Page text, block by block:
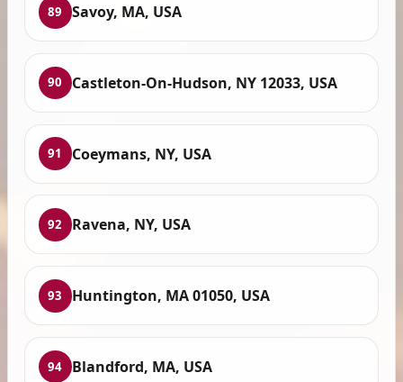
89 Savoy, MA, USA
90 Castleton-On-Hudson, NY 12033, USA
91 Coeymans, NY, USA
92 Ravena, NY, USA
93 Huntington, MA 01050, USA
94 Blandford, MA, USA